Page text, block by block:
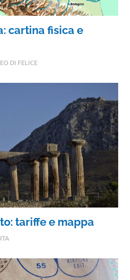
cartina fisica e
DI FELICE
tariffe e mappa